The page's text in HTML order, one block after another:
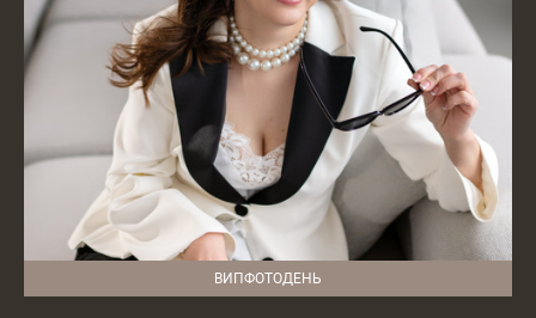
ВИПФОТОДЕНЬ